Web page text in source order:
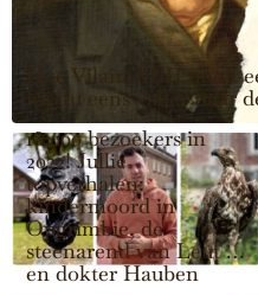
Hoe Vilain XIIII nooit
hij nu eens vaker naar
18.000 bezoekers in
2022! Jullie
topverhalen:
kindermoord in
Opgrimbie, de
steenarend van Leut …
en dokter Hauben